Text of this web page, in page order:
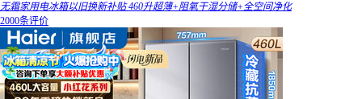
无霜家用电冰箱以旧换新补贴 460升超薄+阻氧干湿分储+全空间净化
2000条评价